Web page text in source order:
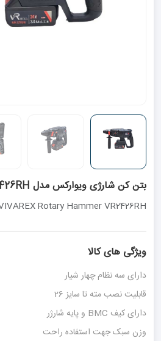
بتن کن شارژی ویوارکس مدل VR2426RH
Rotary Hammer VR2426RH
ویژگی های کالا
دارای سه نظام چهار شیار
قابلیت نصب مته تا سایز 26
دارای کیف BMC و پایه شارژر
وزن سبک جهت استفاده راحت